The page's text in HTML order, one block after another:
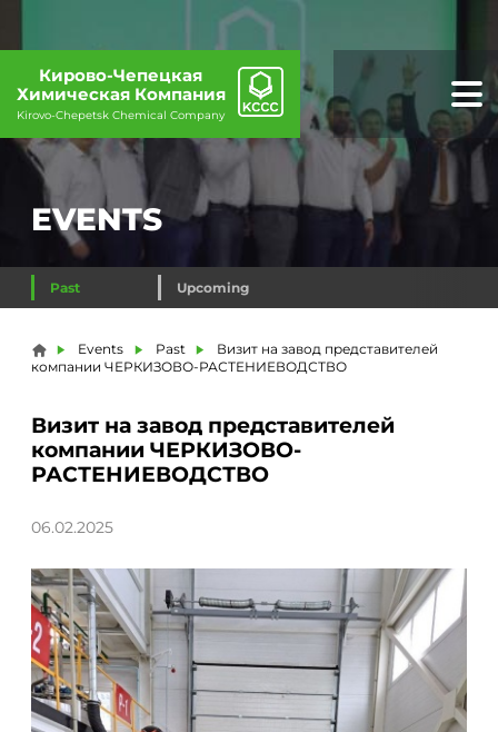
Кирово-Чепецкая
Химическая Компания
Kirovo-Chepetsk Chemical Company
EVENTS
Past Upcoming
You are here
Events Past
Визит на завод представителей
компании ЧЕРКИЗОВО-РАСТЕНИЕВОДСТВО
Визит на завод представителей
компании ЧЕРКИЗОВО-
РАСТЕНИЕВОДСТВО
06.02.2025